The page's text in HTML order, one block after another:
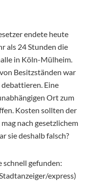
endete heute
als 24 Stunden die
in Köln-Mülheim.
Besitzständen war
debattieren. Eine
Ort zum
Kosten sollten der
nach gesetzlichem
sie deshalb falsch?
schnell gefunden:
express)